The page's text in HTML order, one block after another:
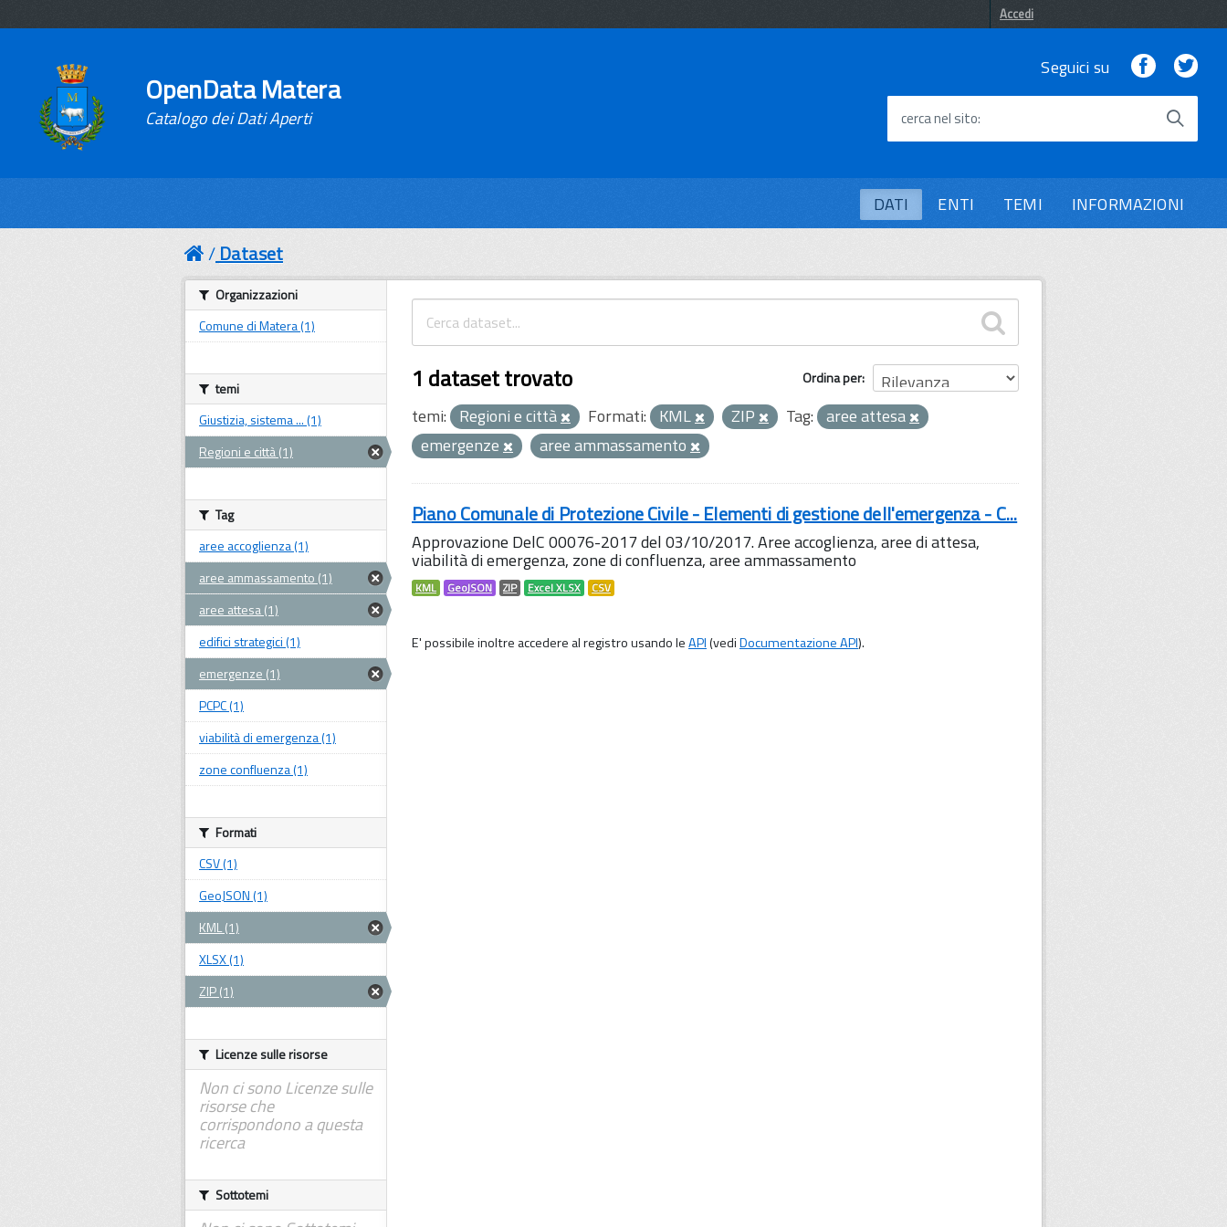
Accedi
OpenData Matera
Catalogo dei Dati Aperti
Seguici su Facebook
cerca nel sito
DATI ENTI TEMI INFORMAZIONI
Dataset
Ordina per
1 dataset trovato
temi: Regioni e città Formati: KML ZIP Tag: aree attesa
emergenze
aree ammassamento
Piano Comunale di Protezione Civile - Elementi di gestione dell'emergenza - C...
Approvazione DelC 00076-2017 del 03/10/2017. Aree accoglienza, aree di attesa,
viabilità di emergenza, zone di confluenza, aree ammassamento
KML GeoJSON ZIP Excel XLSX CSV
E' possibile inoltre accedere al registro usando leAPI(vediDocumentazione API).
Organizzazioni
Comune di Matera (1)
temi
Giustizia, sistema ... (1)
Regioni e città (1)
Tag
aree accoglienza (1)
aree ammassamento (1)
aree attesa (1)
edifici strategici (1)
emergenze (1)
PCPC (1)
viabilità di emergenza (1)
zone confluenza (1)
Formati
CSV (1)
GeoJSON (1)
KML (1)
XLSX (1)
ZIP (1)
Licenze sulle risorse
Non ci sono Licenze sulle
risorse che
corrispondono a questa
ricerca
Sottotemi